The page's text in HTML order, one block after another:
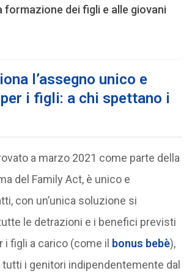
formazione dei figli e alle giovani
l’assegno unico e
i figli: a chi spettano i
a marzo 2021 come parte della
del Family Act, è unico e
con un’unica soluzione si
le detrazioni e i benefici previsti
i figli a carico (come il bonus bebè),
i genitori indipendentemente dal